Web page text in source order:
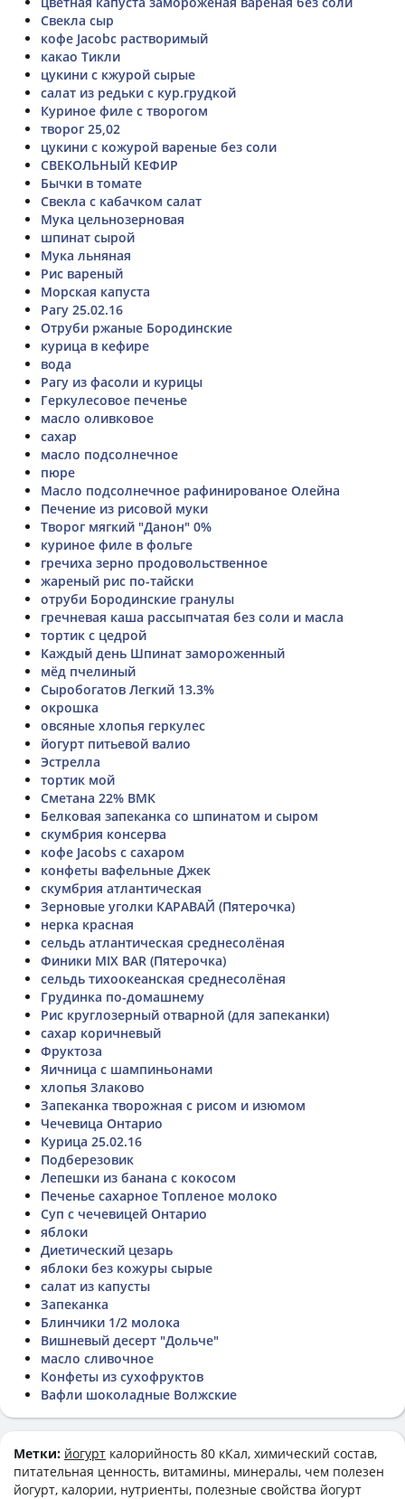
Свекла сыр
кофе Jacobc растворимый
какао Тикли
цукини с кжурой сырые
салат из редьки с кур.грудкой
Куриное филе с творогом
творог 25,02
цукини с кожурой вареные без соли
СВЕКОЛЬНЫЙ КЕФИР
Бычки в томате
Свекла с кабачком салат
Мука цельнозерновая
шпинат сырой
Мука льняная
Рис вареный
Морская капуста
Рагу 25.02.16
Отруби ржаные Бородинские
курица в кефире
вода
Рагу из фасоли и курицы
Геркулесовое печенье
масло оливковое
сахар
масло подсолнечное
пюре
Масло подсолнечное рафинированое Олейна
Печение из рисовой муки
Творог мягкий "Данон" 0%
куриное филе в фольге
гречиха зерно продовольственное
жареный рис по-тайски
отруби Бородинские гранулы
гречневая каша рассыпчатая без соли и масла
тортик с цедрой
Каждый день Шпинат замороженный
мёд пчелиный
Сыробогатов Легкий 13.3%
окрошка
овсяные хлопья геркулес
йогурт питьевой валио
Эстрелла
тортик мой
Сметана 22% ВМК
Белковая запеканка со шпинатом и сыром
скумбрия консерва
кофе Jacobs с сахаром
конфеты вафельные Джек
скумбрия атлантическая
Зерновые уголки КАРАВАЙ (Пятерочка)
нерка красная
сельдь атлантическая среднесолёная
Финики MIX BAR (Пятерочка)
сельдь тихоокеанская среднесолёная
Грудинка по-домашнему
Рис круглозерный отварной (для запеканки)
сахар коричневый
Фруктоза
Яичница с шампиньонами
хлопья Злаково
Запеканка творожная с рисом и изюмом
Чечевица Онтарио
Курица 25.02.16
Подберезовик
Лепешки из банана с кокосом
Печенье сахарное Топленое молоко
Суп с чечевицей Онтарио
яблоки
Диетический цезарь
яблоки без кожуры сырые
салат из капусты
Запеканка
Блинчики 1/2 молока
Вишневый десерт "Дольче"
масло сливочное
Конфеты из сухофруктов
Вафли шоколадные Волжские
Метки: йогурт калорийность 80 кКал, химический состав,
питательная ценность, витамины, минералы, чем полезен
йогурт, калории, нутриенты, полезные свойства йогурт